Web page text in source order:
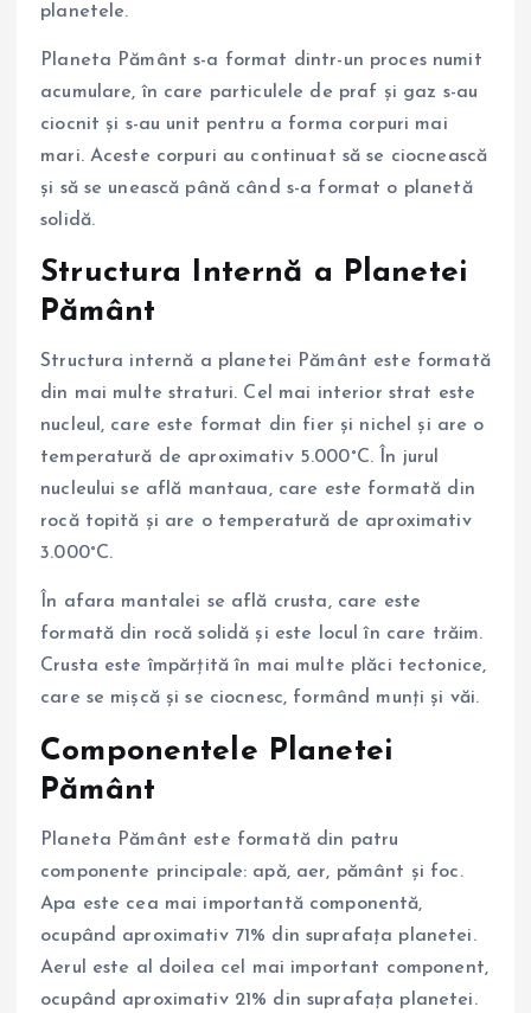
planetele.
Planeta Pământ s-a format dintr-un proces numit
acumulare, în care particulele de praf și gaz s-au
ciocnit și s-au unit pentru a forma corpuri mai
mari. Aceste corpuri au continuat să se ciocnească
și să se unească până când s-a format o planetă
solidă.
Structura Internă a Planetei
Pământ
Structura internă a planetei Pământ este formată
din mai multe straturi. Cel mai interior strat este
nucleul, care este format din fier și nichel și are o
temperatură de aproximativ 5.000°C. În jurul
nucleului se află mantaua, care este formată din
rocă topită și are o temperatură de aproximativ
3.000°C.
În afara mantalei se află crusta, care este
formată din rocă solidă și este locul în care trăim.
Crusta este împărțită în mai multe plăci tectonice,
care se mișcă și se ciocnesc, formând munți și văi.
Componentele Planetei
Pământ
Planeta Pământ este formată din patru
componente principale: apă, aer, pământ și foc.
Apa este cea mai importantă componentă,
ocupând aproximativ 71% din suprafața planetei.
Aerul este al doilea cel mai important component,
ocupând aproximativ 21% din suprafața planetei.